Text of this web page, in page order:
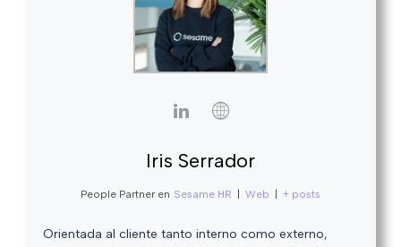
Iris Serrador
People Partner en Sesame HR Web + posts
Orientada al cliente tanto interno como externo,